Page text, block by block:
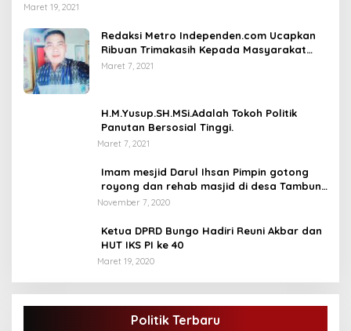
Maret 19, 2021
Redaksi Metro Independen.com Ucapkan
Ribuan Trimakasih Kepada Masyarakat
Pengunjung Dan Pembaca.
Maret 7, 2021
H.M.Yusup.SH.MSi.Adalah Tokoh Politik
Panutan Bersosial Tinggi.
Maret 7, 2021
Imam mesjid Darul Ihsan Pimpin gotong
royong dan rehab masjid di desa Tambun
Arang Kecamatan Sumay, kabupaten tebo
November 7, 2020
Ketua DPRD Bungo Hadiri Reuni Akbar dan
HUT IKS PI ke 40
Maret 19, 2020
Politik Terbaru
DPD Partai Golkar,Muscam Ke-X Dalam
Rangka Pemilihan Ketua PK.
Juli 5, 2021